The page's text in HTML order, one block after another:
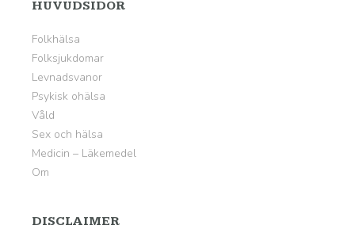
HUVUDSIDOR
Folkhälsa
Folksjukdomar
Levnadsvanor
Psykisk ohälsa
Våld
Sex och hälsa
Medicin – Läkemedel
Om
DISCLAIMER